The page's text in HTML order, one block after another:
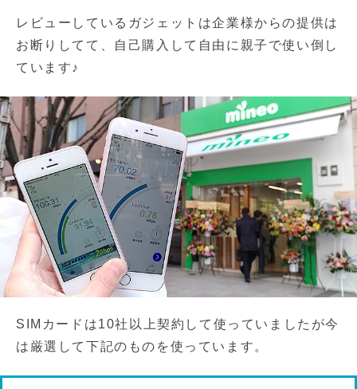
レビューしているガジェットは企業様からの提供は
お断りしてて、自己購入して自由に親子で使い倒し
ています♪
SIMカードは10社以上契約して使っていましたが今
は厳選して下記のものを使っています。